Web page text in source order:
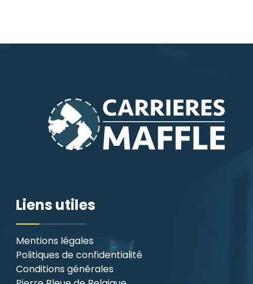
Liens utiles
Mentions légales
Politiques de confidentialité
Conditions générales